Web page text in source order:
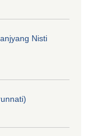
Nisti